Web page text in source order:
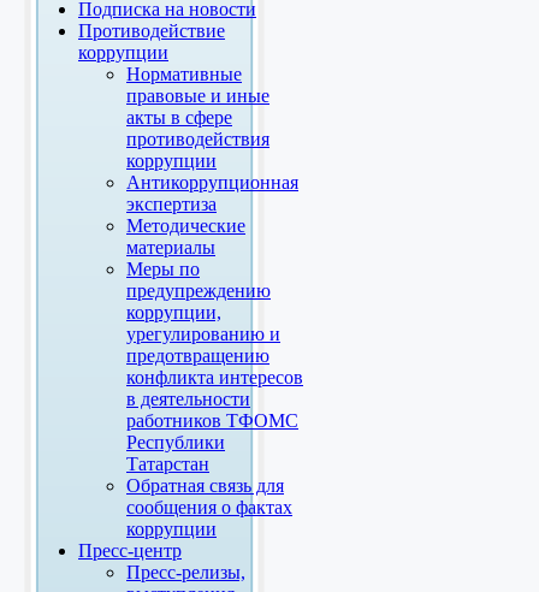
Подписка на новости
Противодействие
коррупции
Нормативные
правовые и иные
акты в сфере
противодействия
коррупции
Антикоррупционная
экспертиза
Методические
материалы
Меры по
предупреждению
коррупции,
урегулированию и
предотвращению
конфликта интересов
в деятельности
работников ТФОМС
Республики
Татарстан
Обратная связь для
сообщения о фактах
коррупции
Пресс-центр
Пресс-релизы,